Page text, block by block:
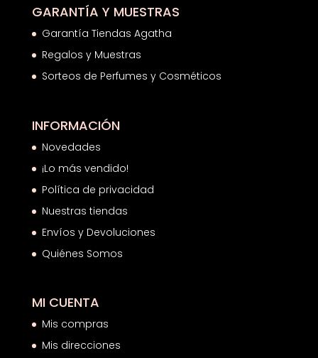
GARANTÍA Y MUESTRAS
Garantía Tiendas Agatha
Regalos y Muestras
Sorteos de Perfumes y Cosméticos
INFORMACIÓN
Novedades
¡Lo más vendido!
Política de privacidad
Nuestras tiendas
Envíos y Devoluciones
Quiénes Somos
MI CUENTA
Mis compras
Mis direcciones